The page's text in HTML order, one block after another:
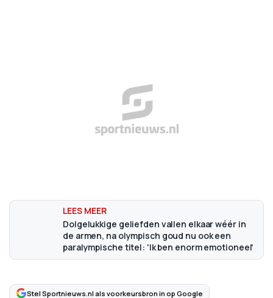
Dolgelukkige geliefden vallen elkaar wéér in
de armen, na olympisch goud nu ook een
paralympische titel: 'Ik ben enorm emotioneel'
Stel Sportnieuws.nl als voorkeursbron in op Google